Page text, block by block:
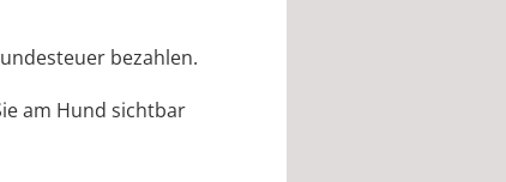
bezahlen.
am Hund sichtbar